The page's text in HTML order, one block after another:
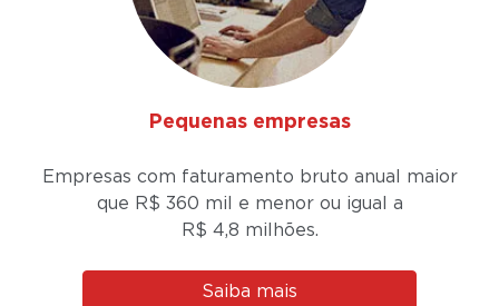
Pequenas empresas
Empresas com faturamento bruto anual maior
que R$ 360 mil e menor ou igual a
R$ 4,8 milhões.
Saiba mais